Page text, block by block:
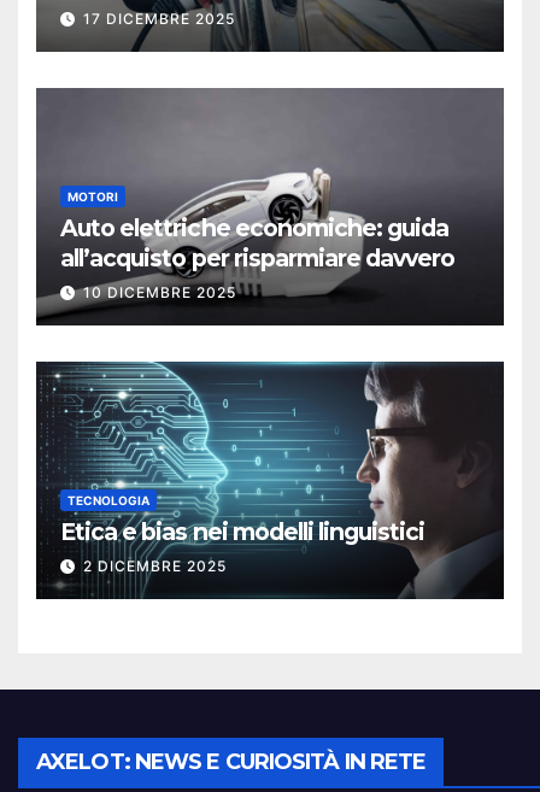
17 DICEMBRE 2025
MOTORI
Auto elettriche economiche: guida
all’acquisto per risparmiare davvero
10 DICEMBRE 2025
TECNOLOGIA
Etica e bias nei modelli linguistici
2 DICEMBRE 2025
AXELOT: NEWS E CURIOSITÀ IN RETE